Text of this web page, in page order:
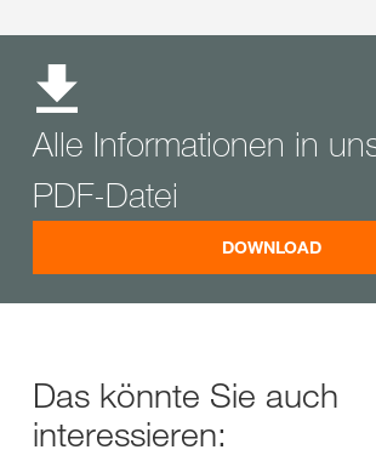
Alle Informationen in
PDF-Datei
DOWNLOAD
Das könnte Sie auch
interessieren: